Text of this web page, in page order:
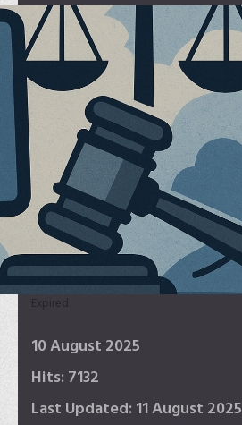
Expired
10 August 2025
Last Updated: 11 August 2025
Hits: 7132